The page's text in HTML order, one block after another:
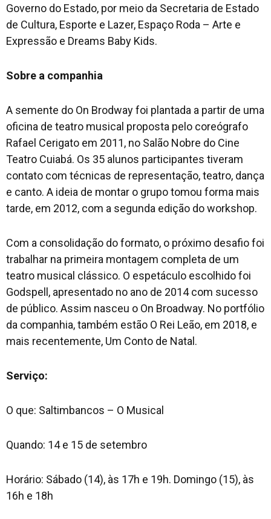
Governo do Estado, por meio da Secretaria de Estado
de Cultura, Esporte e Lazer, Espaço Roda – Arte e
Expressão e Dreams Baby Kids.
Sobre a companhia
A semente do On Brodway foi plantada a partir de uma
oficina de teatro musical proposta pelo coreógrafo
Rafael Cerigato em 2011, no Salão Nobre do Cine
Teatro Cuiabá. Os 35 alunos participantes tiveram
contato com técnicas de representação, teatro, dança
e canto. A ideia de montar o grupo tomou forma mais
tarde, em 2012, com a segunda edição do workshop.
Com a consolidação do formato, o próximo desafio foi
trabalhar na primeira montagem completa de um
teatro musical clássico. O espetáculo escolhido foi
Godspell, apresentado no ano de 2014 com sucesso
de público. Assim nasceu o On Broadway. No portfólio
da companhia, também estão O Rei Leão, em 2018, e
mais recentemente, Um Conto de Natal.
Serviço:
O que: Saltimbancos – O Musical
Quando: 14 e 15 de setembro
Horário: Sábado (14), às 17h e 19h. Domingo (15), às
16h e 18h